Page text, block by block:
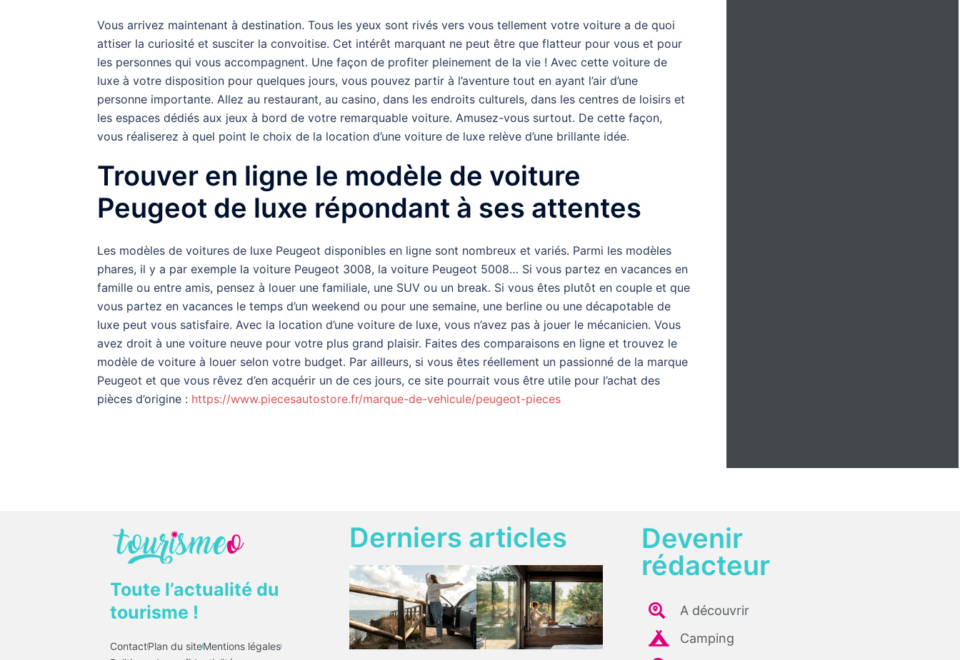
Vous arrivez maintenant à destination. Tous les yeux sont rivés vers vous tellement votre voiture a de quoi
attiser la curiosité et susciter la convoitise. Cet intérêt marquant ne peut être que flatteur pour vous et pour
les personnes qui vous accompagnent. Une façon de profiter pleinement de la vie ! Avec cette voiture de
luxe à votre disposition pour quelques jours, vous pouvez partir à l’aventure tout en ayant l’air d’une
personne importante. Allez au restaurant, au casino, dans les endroits culturels, dans les centres de loisirs et
les espaces dédiés aux jeux à bord de votre remarquable voiture. Amusez-vous surtout. De cette façon,
vous réaliserez à quel point le choix de la location d’une voiture de luxe relève d’une brillante idée.
Trouver en ligne le modèle de voiture
Peugeot de luxe répondant à ses attentes
Les modèles de voitures de luxe Peugeot disponibles en ligne sont nombreux et variés. Parmi les modèles
phares, il y a par exemple la voiture Peugeot 3008, la voiture Peugeot 5008… Si vous partez en vacances en
famille ou entre amis, pensez à louer une familiale, une SUV ou un break. Si vous êtes plutôt en couple et que
vous partez en vacances le temps d’un weekend ou pour une semaine, une berline ou une décapotable de
luxe peut vous satisfaire. Avec la location d’une voiture de luxe, vous n’avez pas à jouer le mécanicien. Vous
avez droit à une voiture neuve pour votre plus grand plaisir. Faites des comparaisons en ligne et trouvez le
modèle de voiture à louer selon votre budget. Par ailleurs, si vous êtes réellement un passionné de la marque
Peugeot et que vous rêvez d’en acquérir un de ces jours, ce site pourrait vous être utile pour l’achat des
pièces d’origine : https://www.piecesautostore.fr/marque-de-vehicule/peugeot-pieces
Toute l’actualité du
tourisme !
ContactPlan du siteMentions légales
Derniers articles
Devenir
rédacteur
A découvrir
Camping